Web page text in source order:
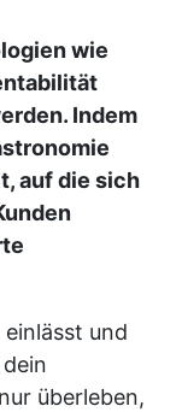
wie
Indem
auf die sich
und
überleben,